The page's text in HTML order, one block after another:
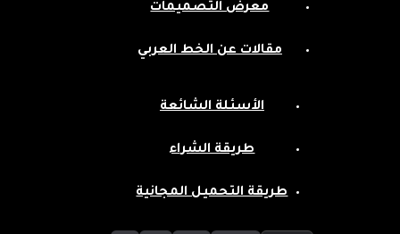
معرض التصميمات
مقالات عن الخط العربي
الأسئلة الشائعة
طريقة الشراء
طريقة التحميل المجانية